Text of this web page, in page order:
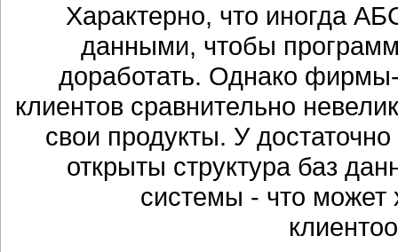
Характерно, что иногда
данными, чтобы
доработать. Однако фирмы-
клиентов сравнительно
свои продукты. У
открыты структура баз
системы - что может